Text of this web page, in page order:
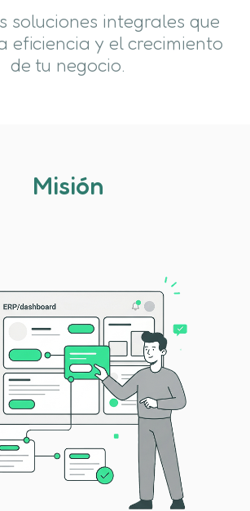
soluciones integrales que
eficiencia y el crecimiento
de tu negocio.
Misión